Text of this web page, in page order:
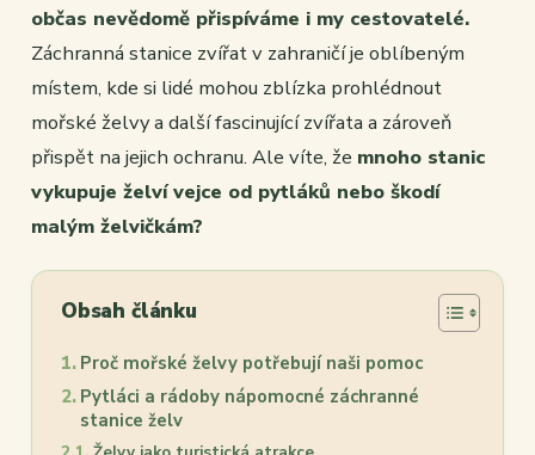
občas nevědomě přispíváme i my cestovatelé.
Záchranná stanice zvířat v zahraničí je oblíbeným
místem, kde si lidé mohou zblízka prohlédnout
mořské želvy a další fascinující zvířata a zároveň
přispět na jejich ochranu. Ale víte, že mnoho stanic
vykupuje želví vejce od pytláků nebo škodí
malým želvičkám?
Obsah článku
Proč mořské želvy potřebují naši pomoc
Pytláci a rádoby nápomocné záchranné
stanice želv